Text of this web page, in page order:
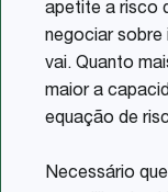
apetite a risco
negociar sobre
vai. Quanto
maior a
equação de
Necessário